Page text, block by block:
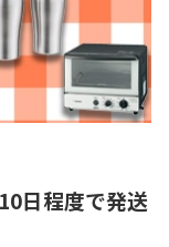
日程度で発送